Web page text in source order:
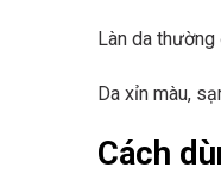
Làn da
Da xỉn màu,
Cách